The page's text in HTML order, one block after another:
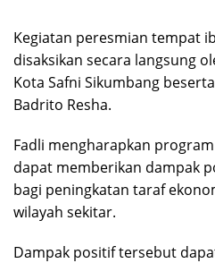
Kegiatan peresmian tempat
disaksikan secara langsung
Kota Safni Sikumbang
Badrito Resha.
Fadli mengharapkan
dapat memberikan dampak
bagi peningkatan taraf
wilayah sekitar.
Dampak positif tersebut